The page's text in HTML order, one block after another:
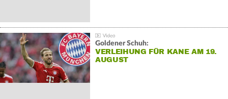
Goldener Schuh:
VERLEIHUNG FÜR KANE AM 19.
AUGUST